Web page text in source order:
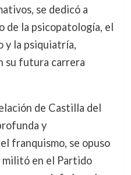
se dedicó a
de la psicopatología, el
y la psiquiatría,
su futura carrera
de Castilla del
y
franquismo, se opuso
en el Partido